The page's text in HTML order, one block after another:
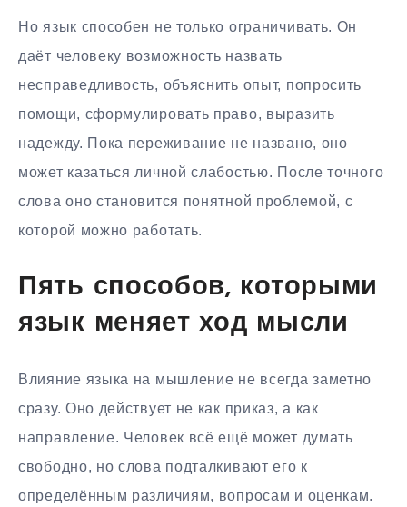
Но язык способен не только ограничивать. Он
даёт человеку возможность назвать
несправедливость, объяснить опыт, попросить
помощи, сформулировать право, выразить
надежду. Пока переживание не названо, оно
может казаться личной слабостью. После точного
слова оно становится понятной проблемой, с
которой можно работать.
Пять способов, которыми
язык меняет ход мысли
Влияние языка на мышление не всегда заметно
сразу. Оно действует не как приказ, а как
направление. Человек всё ещё может думать
свободно, но слова подталкивают его к
определённым различиям, вопросам и оценкам.